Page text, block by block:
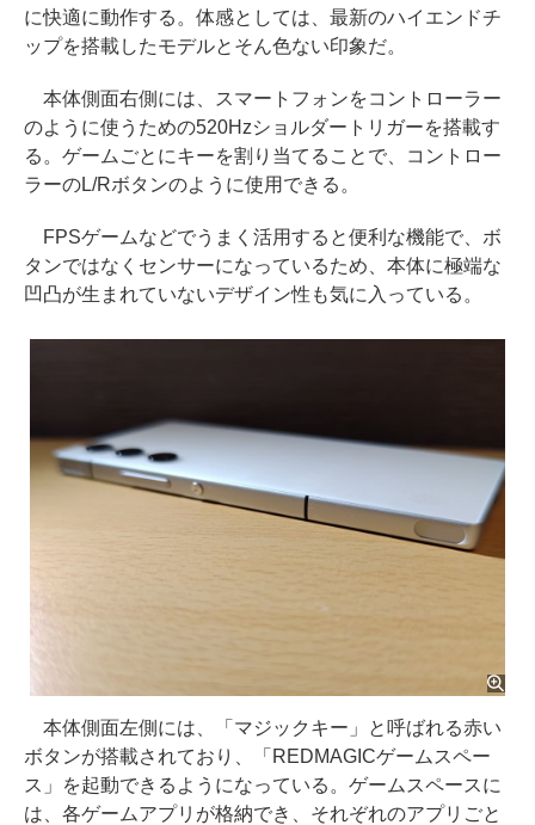
に快適に動作する。体感としては、最新のハイエンドチ
ップを搭載したモデルとそん色ない印象だ。
本体側面右側には、スマートフォンをコントローラー
のように使うための520Hzショルダートリガーを搭載す
る。ゲームごとにキーを割り当てることで、コントロー
ラーのL/Rボタンのように使用できる。
FPSゲームなどでうまく活用すると便利な機能で、ボ
タンではなくセンサーになっているため、本体に極端な
凹凸が生まれていないデザイン性も気に入っている。
本体側面左側には、「マジックキー」と呼ばれる赤い
ボタンが搭載されており、「REDMAGICゲームスペー
ス」を起動できるようになっている。ゲームスペースに
は、各ゲームアプリが格納でき、それぞれのアプリごと